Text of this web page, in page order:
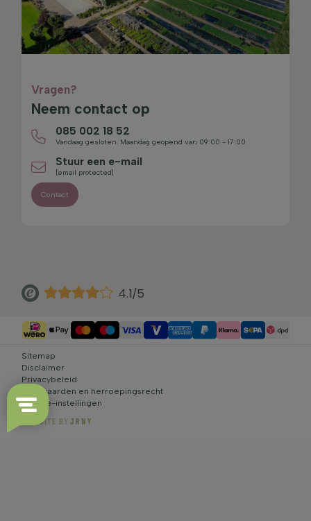
Vragen?
Neem contact op
085 002 18 52
Vandaag gesloten. Maandag geopend van 09:00 - 17:00
Stuur een e-mail
[email protected]
Contact
4.1/5
Sitemap
Disclaimer
Privacybeleid
Voorwaarden en herroepingsrecht
Cookie-instellingen